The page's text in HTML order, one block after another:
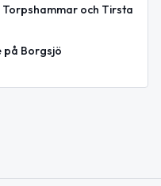
Torpshammar och Tirsta
på Borgsjö